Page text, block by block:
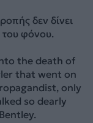
δεν δίνει
του φόνου.
the death of
that went on
only
so dearly